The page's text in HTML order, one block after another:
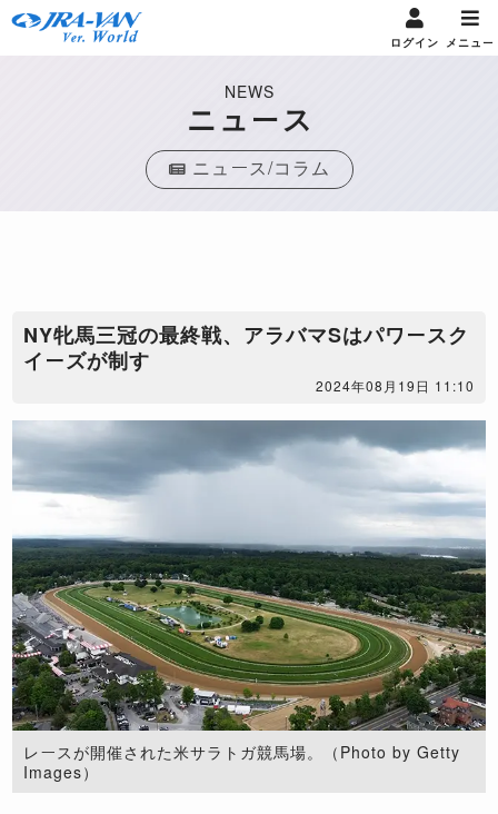
ログイン メニュー
NEWS
ニュース
ニュース/コラム
​NY牝馬三冠の最終戦、アラバマSはパワースク
イーズが制す
2024年08月19日 11:10
レースが開催された米サラトガ競馬場。（Photo by Getty
Images）